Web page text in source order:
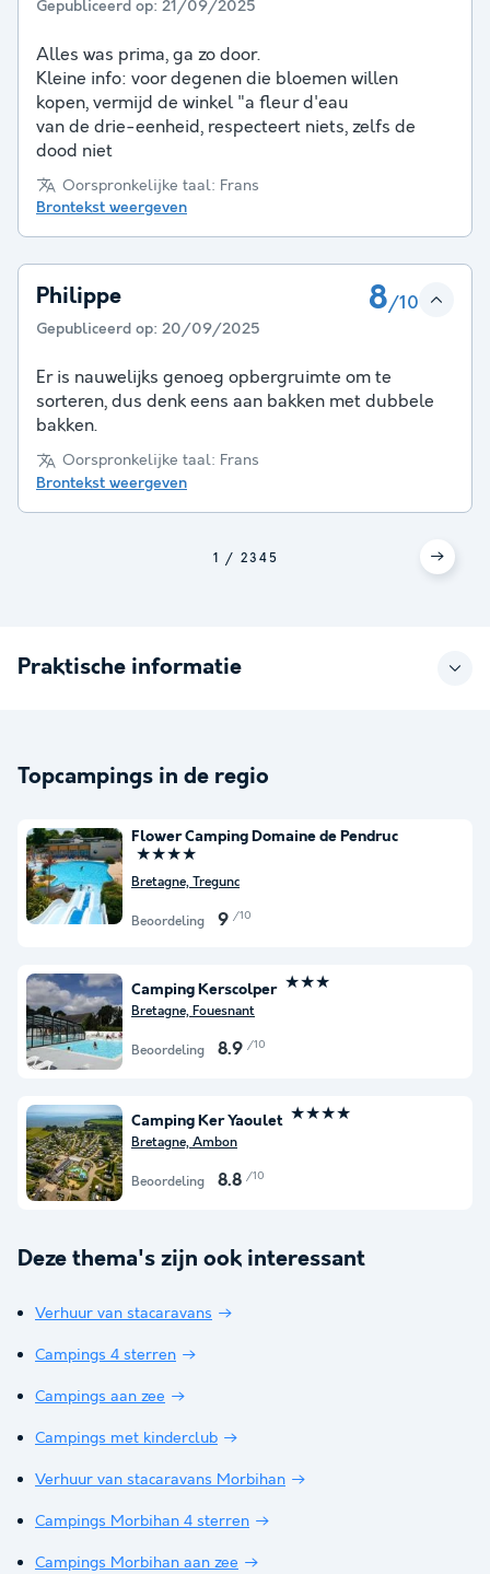
Gepubliceerd op: 21/09/2025
Alles was prima, ga zo door.
Kleine info: voor degenen die bloemen willen
kopen, vermijd de winkel "a fleur d'eau
van de drie-eenheid, respecteert niets, zelfs de
dood niet
Oorspronkelijke taal: Frans
Brontekst weergeven
Philippe 8/10
Gepubliceerd op: 20/09/2025
Er is nauwelijks genoeg opbergruimte om te
sorteren, dus denk eens aan bakken met dubbele
bakken.
Oorspronkelijke taal: Frans
Brontekst weergeven
1 23 45
Praktische informatie
Topcampings in de regio
Flower Camping Domaine de Pendruc
★★★★
Bretagne, Tregunc
Beoordeling 9 /10
Camping Kerscolper ★★★
Bretagne, Fouesnant
Beoordeling 8.9 /10
Camping Ker Yaoulet ★★★★
Bretagne, Ambon
Beoordeling 8.8 /10
Deze thema's zijn ook interessant
Verhuur van stacaravans
Campings 4 sterren
Campings aan zee
Campings met kinderclub
Verhuur van stacaravans Morbihan
Campings Morbihan 4 sterren
Campings Morbihan aan zee